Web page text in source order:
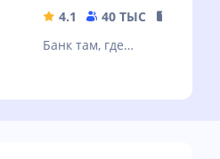
151.83 MB4.1 40 ТЫС
Банк там, где